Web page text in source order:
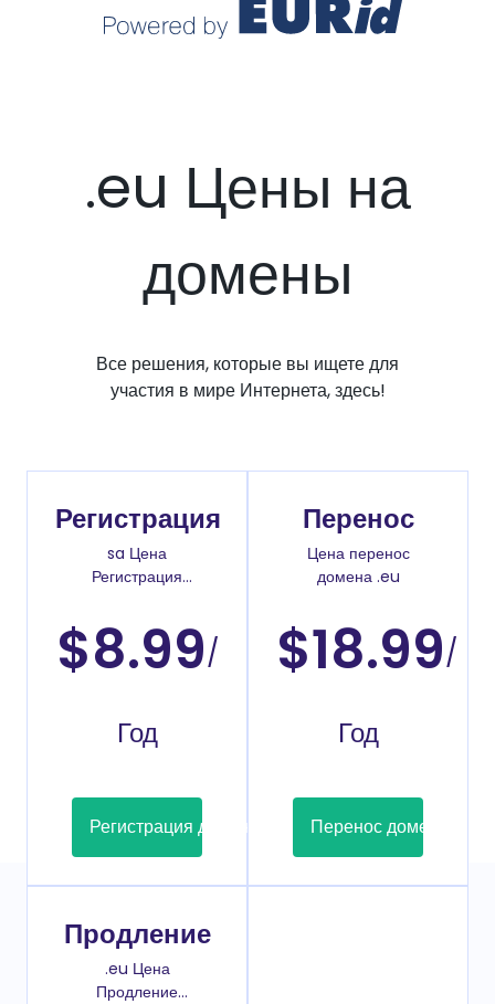
.eu Цены на
домены
Все решения, которые вы ищете для
участия в мире Интернета, здесь!
Регистрация
sa Цена
Регистрация
$8.99/
Год
Регистрация домена
Перенос
Цена перенос
домена .eu
$18.99/
Год
Перенос домена
Продление
.eu Цена
Продление